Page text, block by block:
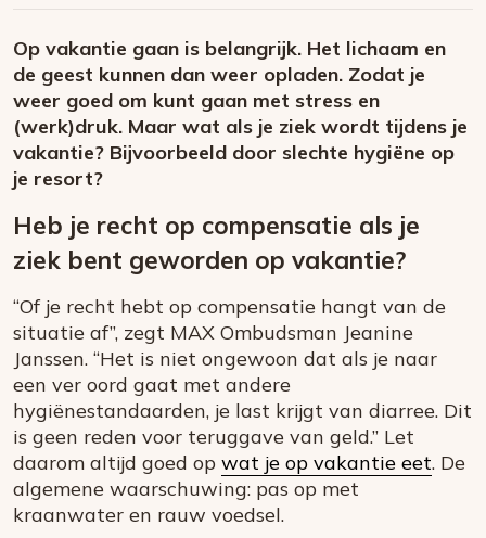
Op vakantie gaan is belangrijk. Het lichaam en
de geest kunnen dan weer opladen. Zodat je
weer goed om kunt gaan met stress en
(werk)druk. Maar wat als je ziek wordt tijdens je
vakantie? Bijvoorbeeld door slechte hygiëne op
je resort?
Heb je recht op compensatie als je
ziek bent geworden op vakantie?
“Of je recht hebt op compensatie hangt van de
situatie af”, zegt MAX Ombudsman Jeanine
Janssen. “Het is niet ongewoon dat als je naar
een ver oord gaat met andere
hygiënestandaarden, je last krijgt van diarree. Dit
is geen reden voor teruggave van geld.” Let
daarom altijd goed op wat je op vakantie eet. De
algemene waarschuwing: pas op met
kraanwater en rauw voedsel.